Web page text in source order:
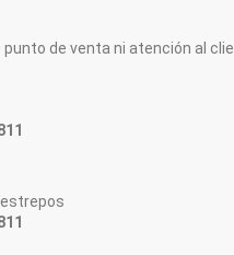
de venta ni atención al